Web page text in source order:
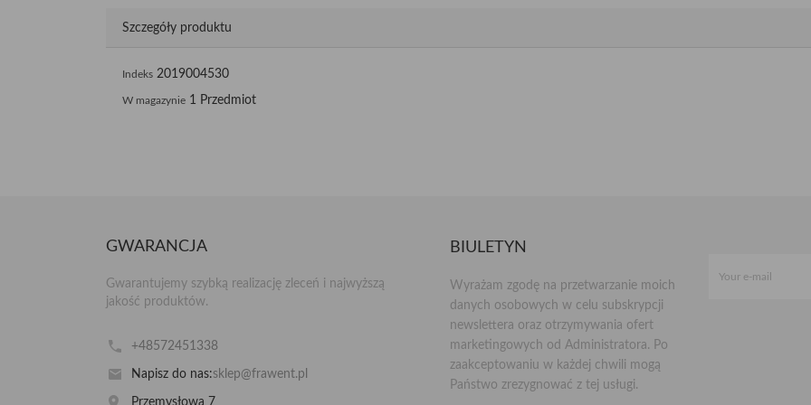
Szczegóły produktu
Indeks 2019004530
W magazynie 1 Przedmiot
GWARANCJA
Gwarantujemy szybką realizację zleceń i najwyższą
jakość produktów.
+48572451338
Napisz do nas:sklep@frawent.pl
Przemysłowa 7
BIULETYN
Wyrażam zgodę na przetwarzanie moich
danych osobowych w celu subskrypcji
newslettera oraz otrzymywania ofert
marketingowych od Administratora. Po
zaakceptowaniu w każdej chwili mogą
Państwo zrezygnować z tej usługi.